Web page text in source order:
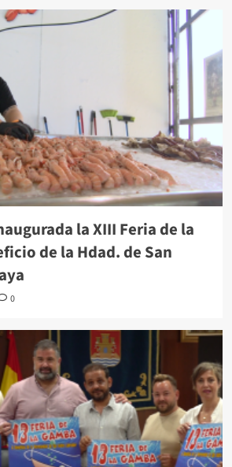
la XIII Feria de la
de la Hdad. de San
0